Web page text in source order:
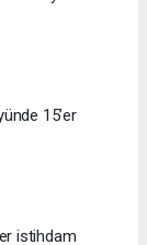
15’er
istihdam